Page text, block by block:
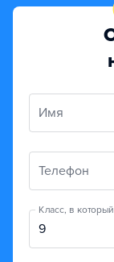
Имя
Телефон
Класс, в
9